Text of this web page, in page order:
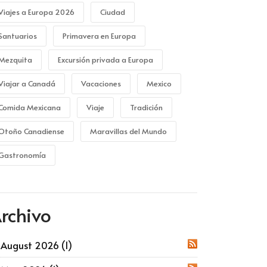
a Europa 2026 Ciudad
Primavera en Europa
Excursión privada a Europa
a Canadá Vacaciones Mexico
Mexicana Viaje Tradición
Canadiense Maravillas del Mundo
August 2026 (1)